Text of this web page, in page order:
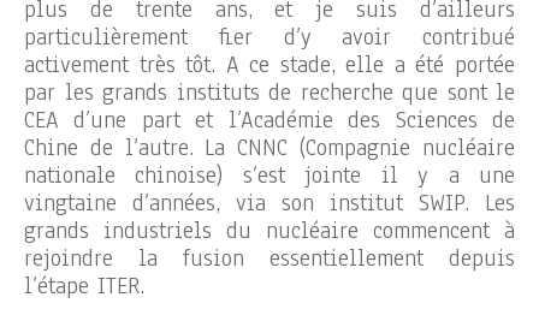
plus de trente ans, et je suis d’ailleurs
particulièrement fier d’y avoir contribué
activement très tôt. A ce stade, elle a été portée
par les grands instituts de recherche que sont le
CEA d’une part et l’Académie des Sciences de
Chine de l’autre. La CNNC (Compagnie nucléaire
nationale chinoise) s’est jointe il y a une
vingtaine d’années, via son institut SWIP. Les
grands industriels du nucléaire commencent à
rejoindre la fusion essentiellement depuis
l’étape ITER.